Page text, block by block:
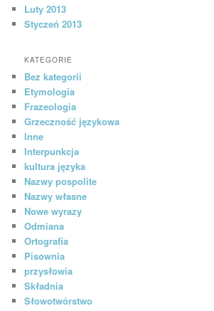
Luty 2013
Styczeń 2013
KATEGORIE
Bez kategorii
Etymologia
Frazeologia
Grzeczność językowa
Inne
Interpunkcja
kultura języka
Nazwy pospolite
Nazwy własne
Nowe wyrazy
Odmiana
Ortografia
Pisownia
przysłowia
Składnia
Słowotwórstwo